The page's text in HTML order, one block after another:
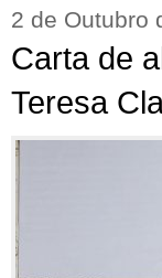
2 de Outubro
Carta de
Teresa